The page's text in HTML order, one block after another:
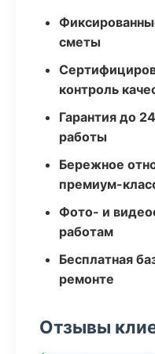
сметы
контроль
Гарантия до
работы
Бережное
премиум-
Фото- и
работам
Бесплатная
ремонте
Отзывы